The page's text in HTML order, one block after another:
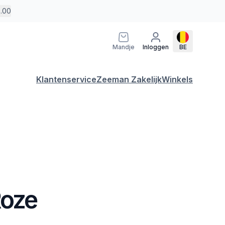
Mandje Inloggen BE
KlantenserviceZeeman ZakelijkWinkels